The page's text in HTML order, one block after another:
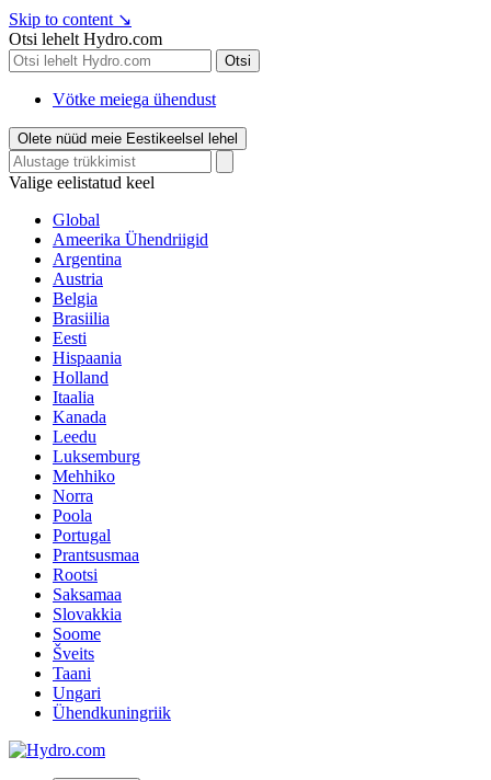
Skip to content ↘
Otsi lehelt Hydro.com
Otsi
Vötke meiega ühendust
Olete nüüd meie Eestikeelsel lehel
Valige eelistatud keel
Global
Ameerika Ühendriigid
Argentina
Austria
Belgia
Brasiilia
Eesti
Hispaania
Holland
Itaalia
Kanada
Leedu
Luksemburg
Mehhiko
Norra
Poola
Portugal
Prantsusmaa
Rootsi
Saksamaa
Slovakkia
Soome
Šveits
Taani
Ungari
Ühendkuningriik